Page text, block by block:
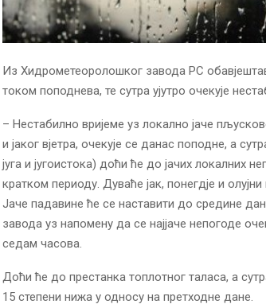
Из Хидрометеоролошког завода РС
током поподнева, те сутра ујутро очекује
– Нестабилно вријеме уз локално јаче
и јаког вјетра, очекује се данас поподне, а
југа и југоистока) доћи ће до јачих локалних
кратком периоду. Дуваће јак, понегдје и
Јаче падавине ће се наставити до средине
завода уз напомену да се најјаче непогоде
седам часова.
Доћи ће до престанка топлотног таласа, а
15 степени нижа у односу на претходне дане.